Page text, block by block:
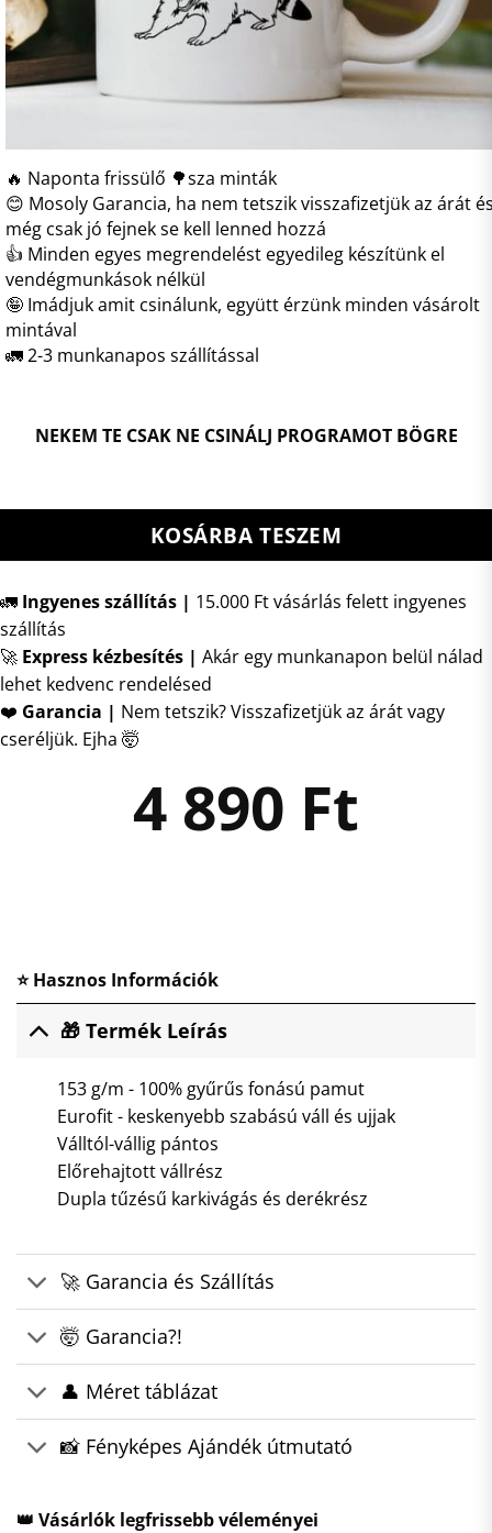
🔥 Naponta frissülő 🌳sza minták
😊 Mosoly Garancia, ha nem tetszik visszafizetjük az árát
még csak jó fejnek se kell lenned hozzá
👍 Minden egyes megrendelést egyedileg készítünk el
vendégmunkások nélkül
🤪 Imádjuk amit csinálunk, együtt érzünk minden vásárolt
mintával
🚛 2-3 munkanapos szállítással
NEKEM TE CSAK NE CSINÁLJ PROGRAMOT BÖGRE
KOSÁRBA TESZEM
🚛 Ingyenes szállítás | 15.000 Ft vásárlás felett ingyenes
szállítás
🚀 Express kézbesítés | Akár egy munkanapon belül nálad
lehet kedvenc rendelésed
❤️ Garancia | Nem tetszik? Visszafizetjük az árát vagy
cseréljük. Ejha 🤯
4 890 Ft
⭐ Hasznos Információk
🎁 Termék Leírás
153 g/m - 100% gyűrűs fonású pamut
Eurofit - keskenyebb szabású váll és ujjak
Válltól-vállig pántos
Előrehajtott vállrész
Dupla tűzésű karkivágás és derékrész
🚀 Garancia és Szállítás
🤯 Garancia?!
👤 Méret táblázat
📸 Fényképes Ajándék útmutató
👑 Vásárlók legfrissebb véleményei